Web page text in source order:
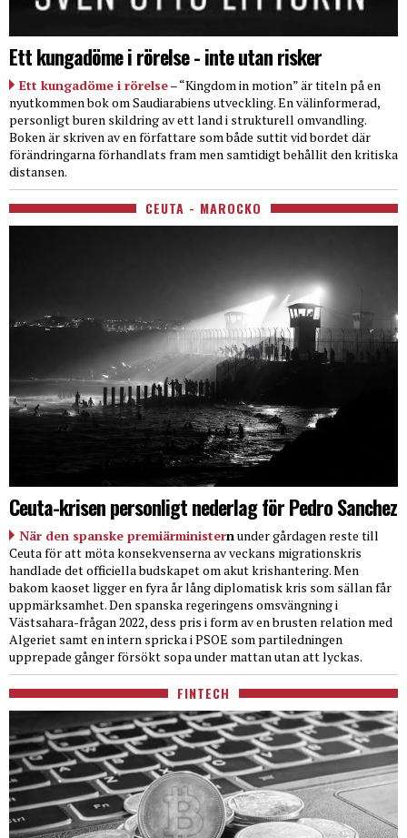
Ett kungadöme i rörelse - inte utan risker
Ett kungadöme i rörelse– “Kingdom in motion” är titeln på en
nyutkommen bok om Saudiarabiens utveckling. En välinformerad,
personligt buren skildring av ett land i strukturell omvandling.
Boken är skriven av en författare som både suttit vid bordet där
förändringarna förhandlats fram men samtidigt behållit den kritiska
distansen.
CEUTA - MAROCKO
Ceuta-krisen personligt nederlag för Pedro Sanchez
När den spanske premiärministernunder gårdagen reste till
Ceuta för att möta konsekvenserna av veckans migrationskris
handlade det officiella budskapet om akut krishantering. Men
bakom kaoset ligger en fyra år lång diplomatisk kris som sällan får
uppmärksamhet. Den spanska regeringens omsvängning i
Västsahara-frågan 2022, dess pris i form av en brusten relation med
Algeriet samt en intern spricka i PSOE som partiledningen
upprepade gånger försökt sopa under mattan utan att lyckas.
FINTECH